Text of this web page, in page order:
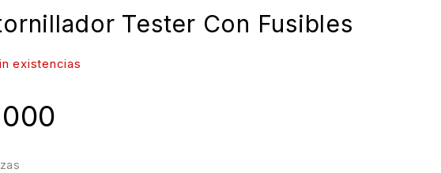
Tester Con Fusibles
existencias